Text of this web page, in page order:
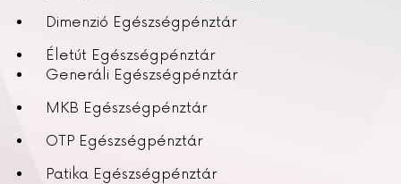
Dimenzió Egészségpénztár
Életút Egészségpénztár
Generáli Egészségpénztár
MKB Egészségpénztár
OTP Egészségpénztár
Patika Egészségpénztár